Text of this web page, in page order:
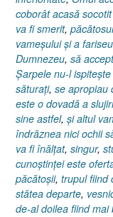
coborât acasă
va fi smerit, păcătosul
vameşului şi a
Dumnezeu, să
Şarpele nu-l
săturaţi, se apropiau
este o dovadă a
sine astfel, şi altul
îndrăznea nici ochii
va fi înălţat, singur,
cunoştinţei este
păcătoşii, trupul fiind
stătea departe,
de-al doilea fiind